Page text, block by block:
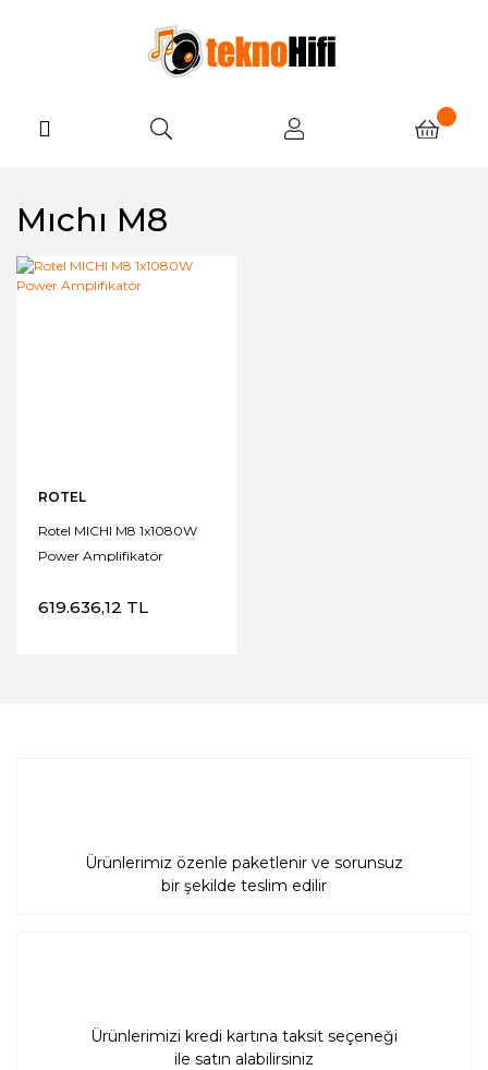
Mıchı M8
ROTEL
Rotel MICHI M8 1x1080W
Power Amplifikatör
619.636,12 TL
Ürünlerimiz özenle paketlenir ve sorunsuz
bir şekilde teslim edilir
Ürünlerimizi kredi kartına taksit seçeneği
ile satın alabilirsiniz